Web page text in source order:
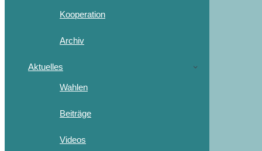
Kooperation
Archiv
Aktuelles
Wahlen
Beiträge
Videos